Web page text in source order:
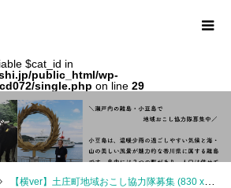
$cat_id in
public_html/wp-
single.php on line 29
【横ver】土庄町地域おこし協力隊募集 (830 x 500 px)のコピー